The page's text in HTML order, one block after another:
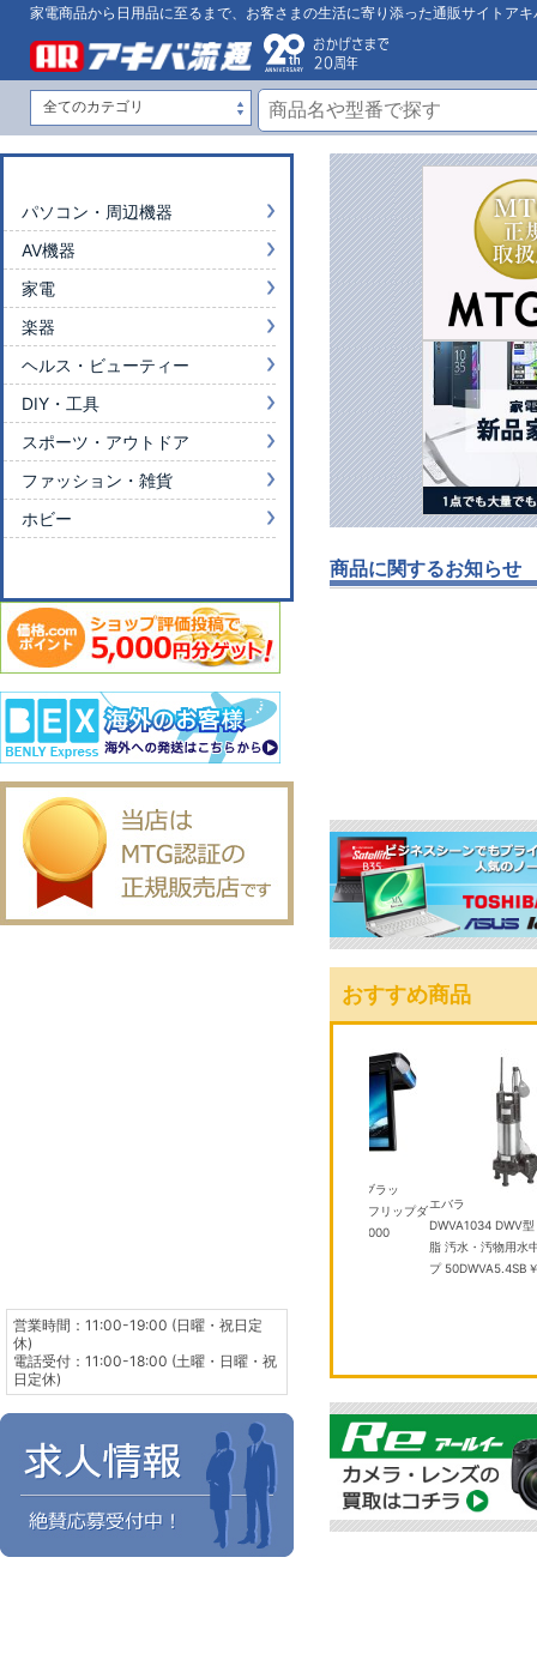
家電商品から日用品に至るまで、お客さまの生活に寄り添った通販サイトアキ
商品に関するお知らせ
おすすめ商品
TVM-FW1300II-B ブラッ
ク 13.3V 型フルHD フリップダ
￥100,000
エバラ
DWVA1034 DWV
脂 汚水・汚物用水
プ 50DWVA5.4SB
パソコン・周辺機器
AV機器
家電
楽器
ヘルス・ビューティー
DIY・工具
スポーツ・アウトドア
ファッション・雑貨
ホビー
営業時間：11:00-19:00 (日曜・祝日定
休)
電話受付：11:00-18:00 (土曜・日曜・祝
日定休)